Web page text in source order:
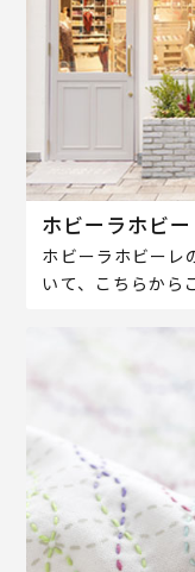
ホビーラホビ
ホビーラホビーレ
いて、こちらから